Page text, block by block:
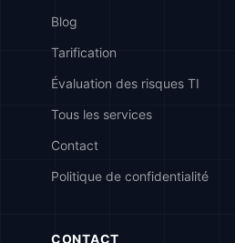
Blog
Tarification
Évaluation des risques TI
Tous les services
Contact
Politique de confidentialité
CONTACT